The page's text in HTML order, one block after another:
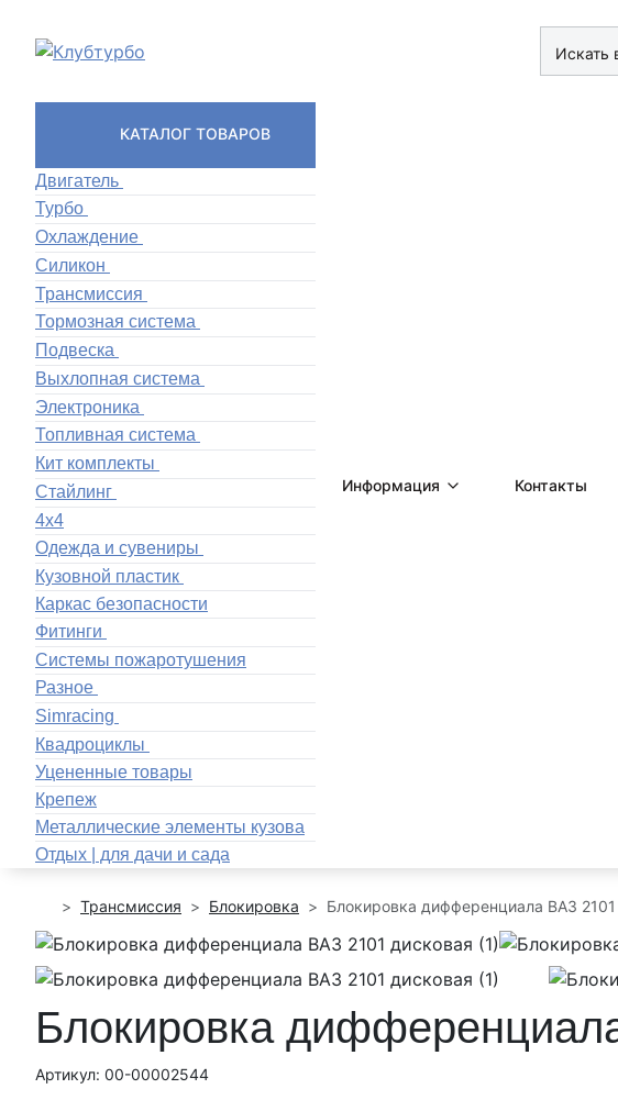
Искать
КАТАЛОГ ТОВАРОВ
Двигатель
Турбо
Охлаждение
Силикон
Трансмиссия
Тормозная система
Подвеска
Выхлопная система
Электроника
Топливная система
Кит комплекты
Стайлинг
4x4
Одежда и сувениры
Кузовной пластик
Каркас безопасности
Фитинги
Системы пожаротушения
Разное
Simracing
Квадроциклы
Уцененные товары
Крепеж
Металлические элементы кузова
Отдых | для дачи и сада
Информация Контакты
Трансмиссия Блокировка Блокировка дифференциала ВАЗ
Блокировка
Артикул: 00-00002544